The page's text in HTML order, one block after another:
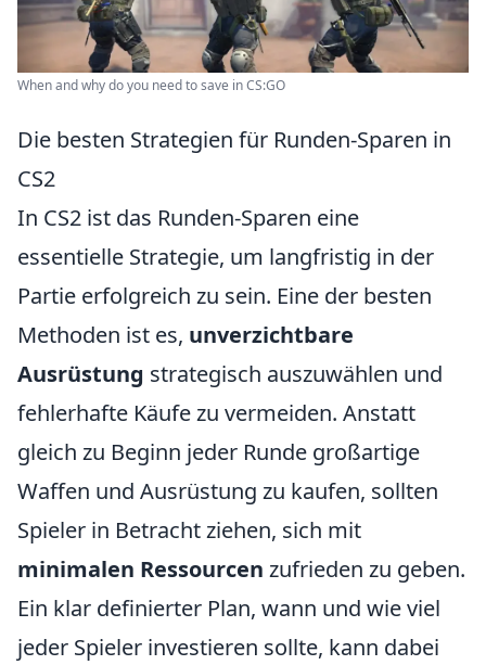
When and why do you need to save in CS:GO
Die besten Strategien für Runden-Sparen in
CS2
In CS2 ist das Runden-Sparen eine
essentielle Strategie, um langfristig in der
Partie erfolgreich zu sein. Eine der besten
Methoden ist es, unverzichtbare
Ausrüstung strategisch auszuwählen und
fehlerhafte Käufe zu vermeiden. Anstatt
gleich zu Beginn jeder Runde großartige
Waffen und Ausrüstung zu kaufen, sollten
Spieler in Betracht ziehen, sich mit
minimalen Ressourcen zufrieden zu geben.
Ein klar definierter Plan, wann und wie viel
jeder Spieler investieren sollte, kann dabei